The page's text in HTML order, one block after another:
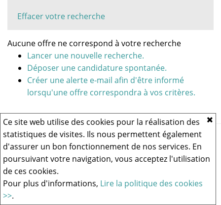
Ce site web utilise des cookies pour la réalisation des
statistiques de visites. Ils nous permettent également
d'assurer un bon fonctionnement de nos services. En
poursuivant votre navigation, vous acceptez l'utilisation
de ces cookies.
Pour plus d'informations, Lire la politique des cookies
>>.
Effacer votre recherche
Aucune offre ne correspond à votre recherche
Lancer une nouvelle recherche.
Déposer une candidature spontanée.
Créer une alerte e-mail afin d'être informé
lorsqu'une offre correspondra à vos critères.
Vous rencontrez un problème technique,cliquez ici pour nous
contacter.
Logiciel de recrutement